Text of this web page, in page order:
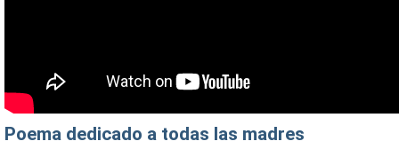
Poema dedicado a todas las madres